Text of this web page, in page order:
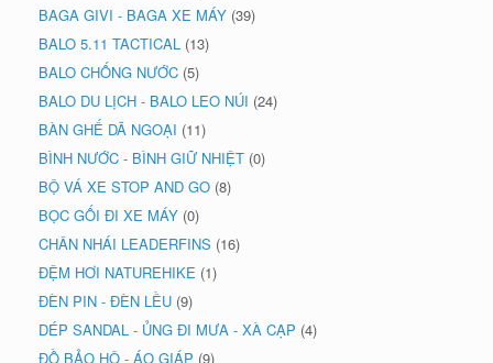
BAGA GIVI - BAGA XE MÁY (39)
BALO 5.11 TACTICAL (13)
BALO CHỐNG NƯỚC (5)
BALO DU LỊCH - BALO LEO NÚI (24)
BÀN GHẾ DÃ NGOẠI (11)
BÌNH NƯỚC - BÌNH GIỮ NHIỆT (0)
BỘ VÁ XE STOP AND GO (8)
BỌC GỐI ĐI XE MÁY (0)
CHÂN NHÁI LEADERFINS (16)
ĐỆM HƠI NATUREHIKE (1)
ĐÈN PIN - ĐÈN LỀU (9)
DÉP SANDAL - ỦNG ĐI MƯA - XÀ CẠP (4)
ĐỒ BẢO HỘ - ÁO GIÁP (9)